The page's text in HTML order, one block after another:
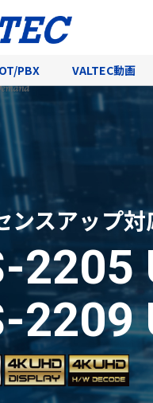
PBX VALTEC動画
ンスアップ
2205
2209